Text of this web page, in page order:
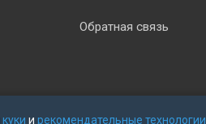
куки и рекомендательные технологии
Обратная связь